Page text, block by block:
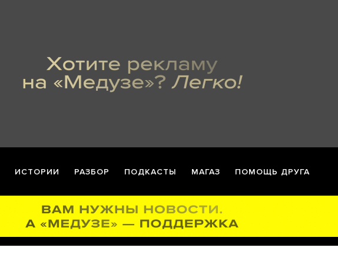
ИСТОРИИ РАЗБОР ПОДКАСТЫ МАГАЗ ПОМОЩЬ ДРУГА